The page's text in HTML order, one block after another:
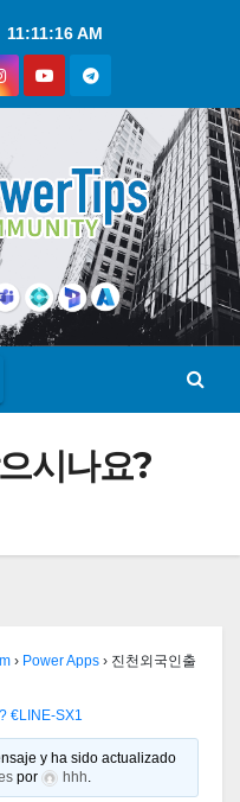
11:11:17 AM
시나요?
› Power Apps › 진천외국인출
€LINE-SX1
y ha sido actualizado
por hhh.